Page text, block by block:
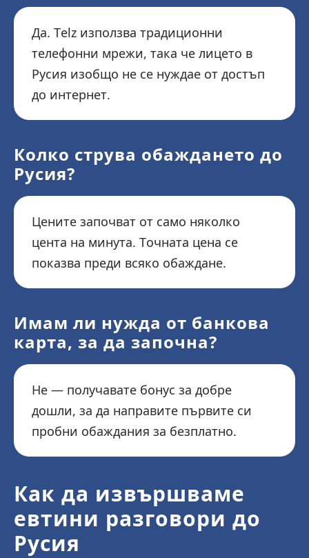
Да. Telz използва традиционни
телефонни мрежи, така че лицето в
Русия изобщо не се нуждае от достъп
до интернет.
Колко струва обаждането до
Русия?
Цените започват от само няколко
цента на минута. Точната цена се
показва преди всяко обаждане.
Имам ли нужда от банкова
карта, за да започна?
Не — получавате бонус за добре
дошли, за да направите първите си
пробни обаждания за безплатно.
Как да извършваме
евтини разговори до
Русия